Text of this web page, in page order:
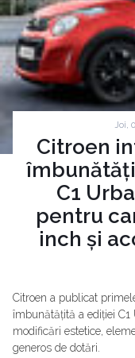
Joi,
Citroen
C1
pentru
inch și
Citroen a publicat
îmbunătățită a ediției
modificări estetice,
generos de dotări.